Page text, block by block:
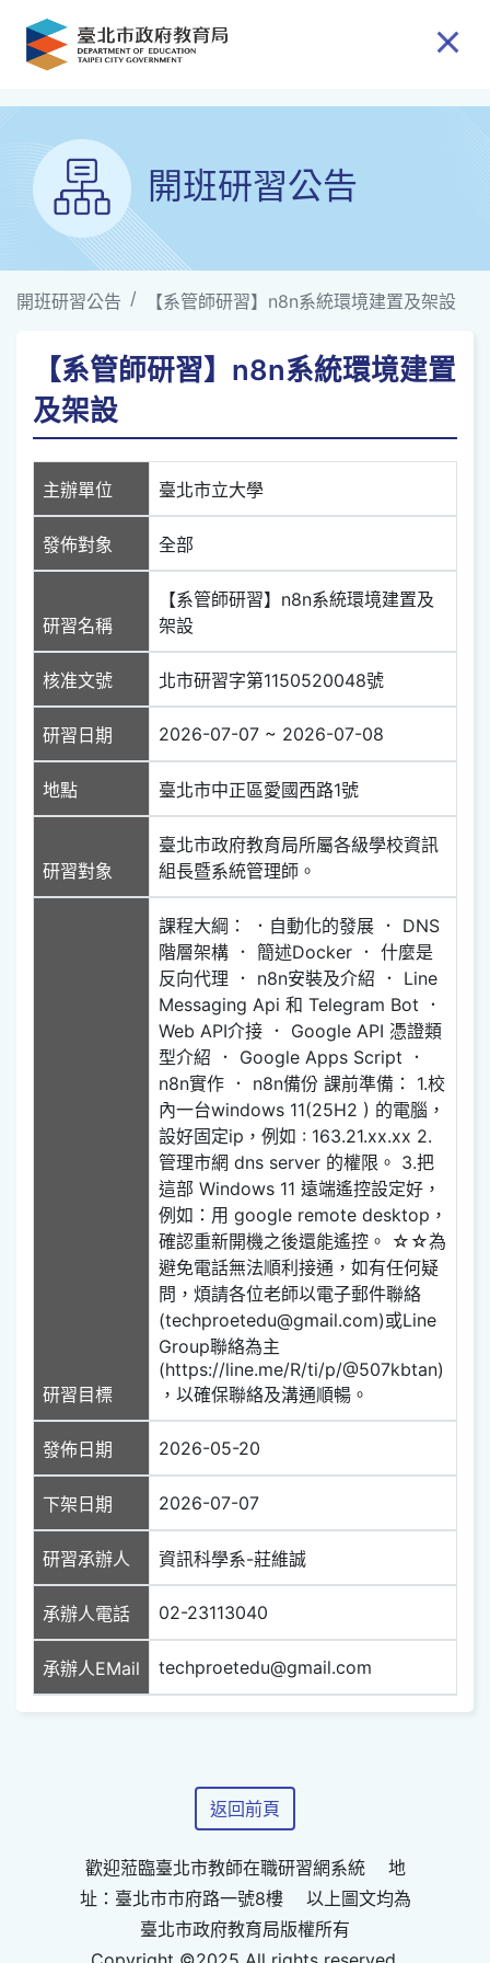
跳到主要內容
開班研習公告
開班研習公告 【系管師研習】n8n系統環境建置及架設
【系管師研習】n8n系統環境建置
及架設
主辦單位 臺北市立大學
發佈對象 全部
研習名稱
【系管師研習】n8n系統環境建置及
架設
核准文號 北市研習字第1150520048號
研習日期 2026-07-07 ~ 2026-07-08
地點 臺北市中正區愛國西路1號
研習對象
臺北市政府教育局所屬各級學校資訊
組長暨系統管理師。
研習目標
課程大綱： ．自動化的發展 ． DNS
階層架構 ． 簡述Docker ． 什麼是
反向代理 ． n8n安裝及介紹 ． Line
Messaging Api 和 Telegram Bot ．
Web API介接 ． Google API 憑證類
型介紹 ． Google Apps Script ．
n8n實作 ． n8n備份 課前準備： 1.校
內一台windows 11(25H2 ) 的電腦，
設好固定ip，例如 : 163.21.xx.xx 2.
管理市網 dns server 的權限。 3.把
這部 Windows 11 遠端遙控設定好，
例如：用 google remote desktop，
確認重新開機之後還能遙控。 ☆☆為
避免電話無法順利接通，如有任何疑
問，煩請各位老師以電子郵件聯絡
(techproetedu@gmail.com)或Line
Group聯絡為主
(https://line.me/R/ti/p/@507kbtan)
，以確保聯絡及溝通順暢。
發佈日期 2026-05-20
下架日期 2026-07-07
研習承辦人 資訊科學系-莊維誠
承辦人電話 02-23113040
承辦人EMail techproetedu@gmail.com
返回前頁
歡迎蒞臨臺北市教師在職研習網系統 地
址：臺北市市府路一號8樓 以上圖文均為
臺北市政府教育局版權所有